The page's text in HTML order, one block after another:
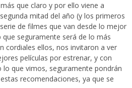
que claro y por ello viene a
mitad del año (y los primeros
de filmes que van desde lo mejor
que seguramente será de lo más
cordiales ellos, nos invitaron a ver
películas por estrenar, y con
que vimos, seguramente pondrán
recomendaciones, ya que se